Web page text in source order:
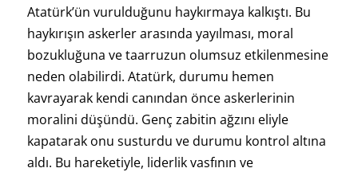
Atatürk’ün vurulduğunu haykırmaya kalkıştı. Bu
haykırışın askerler arasında yayılması, moral
bozukluğuna ve taarruzun olumsuz etkilenmesine
neden olabilirdi. Atatürk, durumu hemen
kavrayarak kendi canından önce askerlerinin
moralini düşündü. Genç zabitin ağzını eliyle
kapatarak onu susturdu ve durumu kontrol altına
aldı. Bu hareketiyle, liderlik vasfının ve